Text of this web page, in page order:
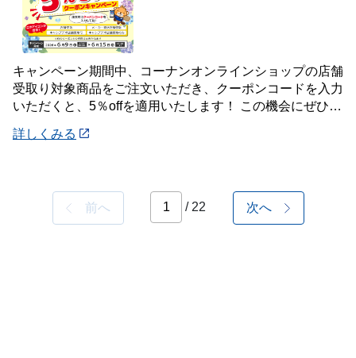
キャンペーン期間中、コーナンオンラインショップの店舗
受取り対象商品をご注文いただき、クーポンコードを入力
いただくと、5％offを適用いたします！ この機会にぜひご
詳しくみる
前へ / 22 次へ